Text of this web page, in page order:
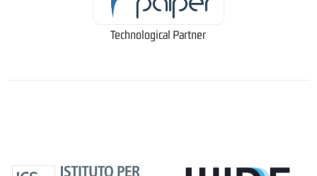
Technological Partner